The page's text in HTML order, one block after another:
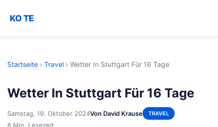
KO TE
Startseite › Travel › Wetter In Stuttgart Für 16 Tage
Wetter In Stuttgart Für 16 Tage
Samstag, 19. Oktober 2024Von David Krause TRAVEL
8 Min. Lesezeit